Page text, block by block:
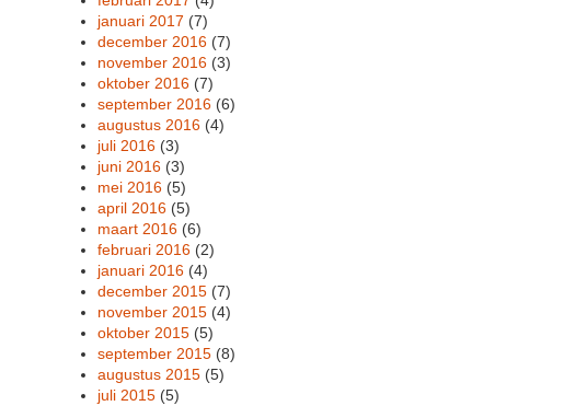
januari 2017 (7)
december 2016 (7)
november 2016 (3)
oktober 2016 (7)
september 2016 (6)
augustus 2016 (4)
juli 2016 (3)
juni 2016 (3)
mei 2016 (5)
april 2016 (5)
maart 2016 (6)
februari 2016 (2)
januari 2016 (4)
december 2015 (7)
november 2015 (4)
oktober 2015 (5)
september 2015 (8)
augustus 2015 (5)
juli 2015 (5)